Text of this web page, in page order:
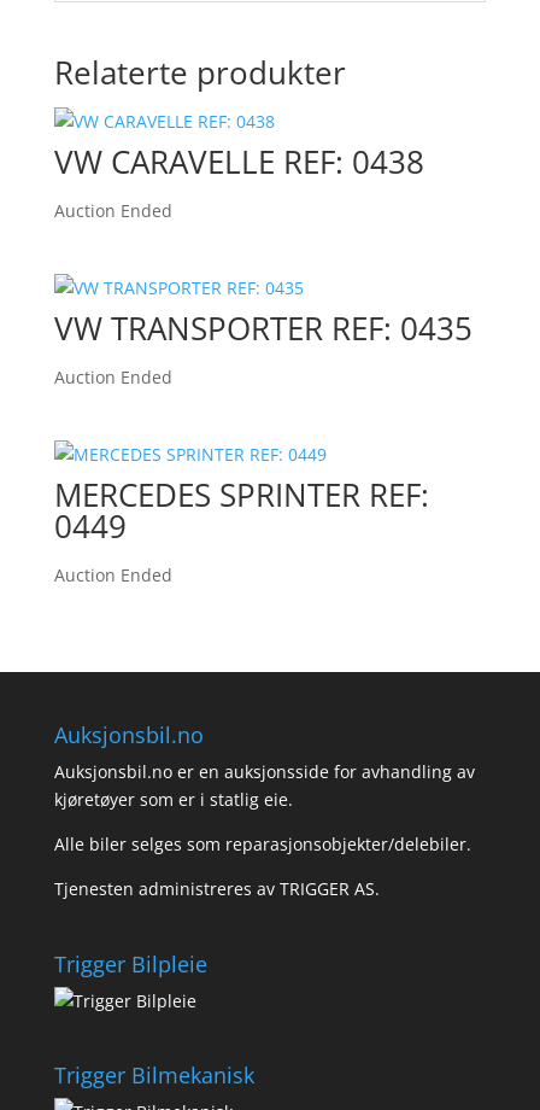
Relaterte produkter
VW CARAVELLE REF: 0438
Auction Ended
VW TRANSPORTER REF: 0435
Auction Ended
MERCEDES SPRINTER REF:
0449
Auction Ended
Auksjonsbil.no
Auksjonsbil.no er en auksjonsside for avhandling av
kjøretøyer som er i statlig eie.
Alle biler selges som reparasjonsobjekter/delebiler.
Tjenesten administreres av TRIGGER AS.
Trigger Bilpleie
Trigger Bilmekanisk